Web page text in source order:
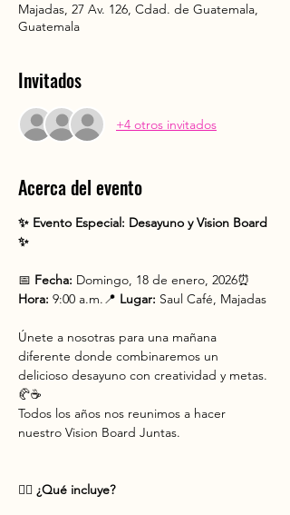
Majadas, 27 Av. 126, Cdad. de Guatemala,
Guatemala
Invitados
+4 otros invitados
Acerca del evento
✨ Evento Especial: Desayuno y Vision Board
✨
📅 Fecha: Domingo, 18 de enero, 2026⏰
Hora: 9:00 a.m.📍 Lugar: Saul Café, Majadas
Únete a nosotras para una mañana
diferente donde combinaremos un
delicioso desayuno con creatividad y metas.
🥐☕
Todos los años nos reunimos a hacer
nuestro Vision Board Juntas.
🙋‍♀️ ¿Qué incluye?